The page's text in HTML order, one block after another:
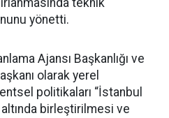
teknik
yönetti.
Ajansı Başkanlığı ve
olarak yerel
politikaları “İstanbul
altında birleştirilmesi ve